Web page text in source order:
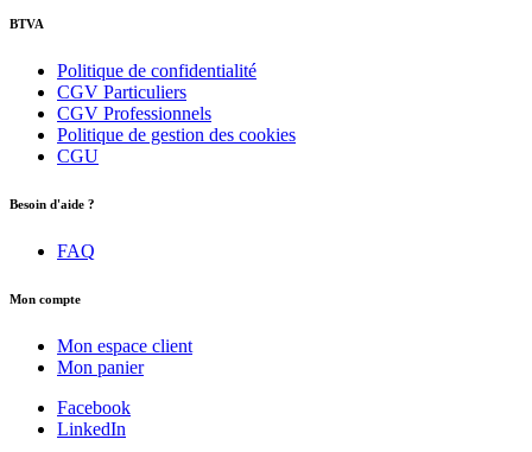
BTVA
Politique de confidentialité
CGV Particuliers
CGV Professionnels
Politique de gestion des cookies
CGU
Besoin d'aide ?
FAQ
Mon compte
Mon espace client
Mon panier
Facebook
LinkedIn